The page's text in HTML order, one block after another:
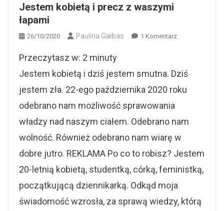
Jestem kobietą i precz z waszymi
łapami
26/10/2020 Paulina Gałbas 1 KomentarzDo
Z
Przeczytasz w: 2 minuty
Jestem kobietą i dziś jestem smutna. Dziś
jestem zła. 22-ego października 2020 roku
odebrano nam możliwość sprawowania
władzy nad naszym ciałem. Odebrano nam
wolność. Również odebrano nam wiarę w
dobre jutro. REKLAMA Po co to robisz? Jestem
20-letnią kobietą, studentką, córką, feministką,
początkującą dziennikarką. Odkąd moja
świadomość wzrosła, za sprawą wiedzy, którą